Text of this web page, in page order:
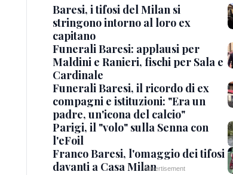
Baresi, i tifosi del Milan si
stringono intorno al loro ex
capitano
Funerali Baresi: applausi per
Maldini e Ranieri, fischi per Sala e
Cardinale
Funerali Baresi, il ricordo di ex
compagni e istituzioni: "Era un
padre, un'icona del calcio"
Parigi, il "volo" sulla Senna con
l'eFoil
Franco Baresi, l'omaggio dei tifosi
davanti a Casa Milan